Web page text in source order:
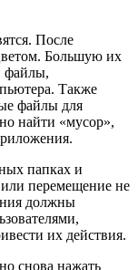
После
Большую их
файлы,
Также
файлы для
найти «мусор»,
папках и
или перемещение не
должны
их действия.
снова нажать